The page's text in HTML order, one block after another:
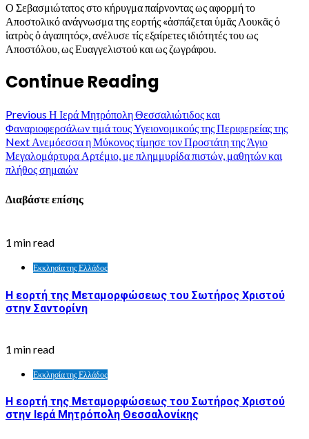
Ο Σεβασμιώτατος στο κήρυγμα παίρνοντας ως αφορμή το
Αποστολικό ανάγνωσμα της εορτής «ἀσπάζεται ὑμᾶς Λουκᾶς ὁ
ἰατρὸς ὁ ἀγαπητός», ανέλυσε τίς εξαίρετες ιδιότητές του ως
Αποστόλου, ως Ευαγγελιστού και ως ζωγράφου.
Continue Reading
Previous Η Ιερά Μητρόπολη Θεσσαλιώτιδος και
Φαναριοφερσάλων τιμά τους Υγειονομικούς της Περιφερείας της
Next Ανεμόεσσα η Μύκονος τίμησε τον Προστάτη της Άγιο
Μεγαλομάρτυρα Αρτέμιο, με πλημμυρίδα πιστών, μαθητών και
πλήθος σημαιών
Διαβάστε επίσης
1 min read
Εκκλησία της Ελλάδος
Η εορτή της Μεταμορφώσεως του Σωτήρος Χριστού
στην Σαντορίνη
1 min read
Εκκλησία της Ελλάδος
Η εορτή της Μεταμορφώσεως του Σωτήρος Χριστού
στην Ιερά Μητρόπολη Θεσσαλονίκης